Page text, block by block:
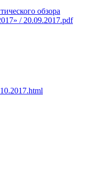
обзора
/ 20.09.2017.pdf